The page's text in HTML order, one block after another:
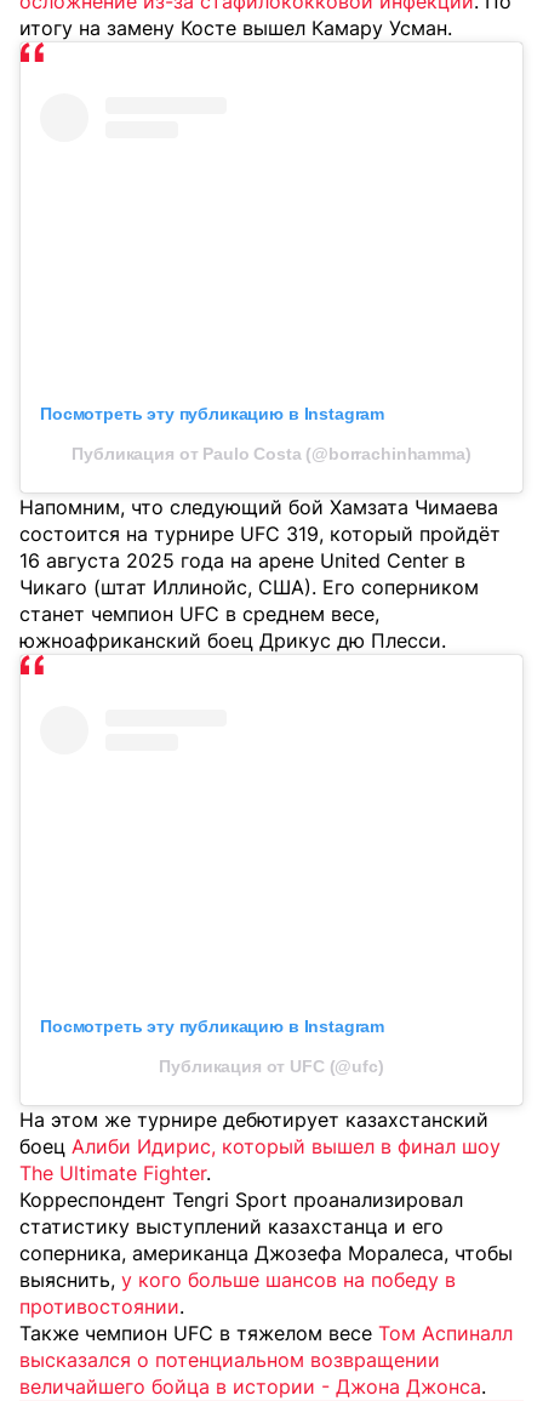
итогу на замену Косте вышел Камару Усман.
Посмотреть эту публикацию в Instagram
Публикация от Paulo Costa (@borrachinhamma)
Напомним, что следующий бой Хамзата Чимаева
состоится на турнире UFC 319, который пройдёт
16 августа 2025 года на арене United Center в
Чикаго (штат Иллинойс, США). Его соперником
станет чемпион UFC в среднем весе,
южноафриканский боец Дрикус дю Плесси.
Посмотреть эту публикацию в Instagram
Публикация от UFC (@ufc)
На этом же турнире дебютирует казахстанский
боец Алиби Идирис, который вышел в финал шоу
The Ultimate Fighter.
Корреспондент Tengri Sport проанализировал
статистику выступлений казахстанца и его
соперника, американца Джозефа Моралеса, чтобы
выяснить, у кого больше шансов на победу в
противостоянии.
Также чемпион UFC в тяжелом весе Том Аспиналл
высказался о потенциальном возвращении
величайшего бойца в истории - Джона Джонса.